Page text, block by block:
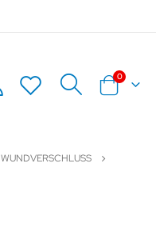
Warenkorb
0Artikel
WUNDVERSCHLUSS